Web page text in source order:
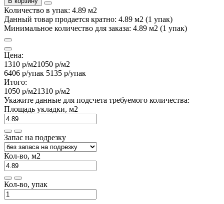
Количество в упак: 4.89 м2
Данный товар продается кратно: 4.89 м2 (1 упак)
Минимальное количество для заказа: 4.89 м2 (1 упак)
Цена:
1310 р/м21050 р/м2
6406 р/упак 5135 р/упак
Итого:
1050 р/м21310 р/м2
Укажите данные для подсчета требуемого количества:
Площадь укладки, м2
Запас на подрезку
Кол-во, м2
Кол-во, упак